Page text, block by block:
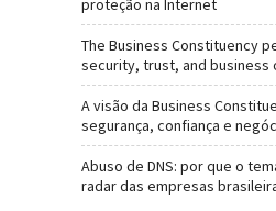
proteção na Internet
The Business Constituency
security, trust, and business
A visão da Business
segurança, confiança e
Abuso de DNS: por que o
radar das empresas